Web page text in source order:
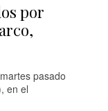
por
pasado
en el